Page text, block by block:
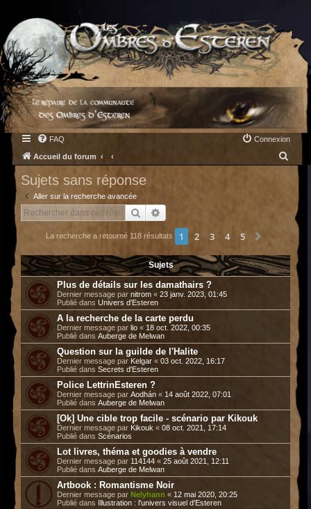
FAQ Connexion
Accueil du forum
c
h
Sujets sans réponse
Aller sur la recherche avancée
Rechercher
La recherche a retourné 118 résultats 1 2 3 4 5
Sujets
Plus de détails sur les damathairs ?
Dernier message par nitrom « 23 janv. 2023, 01:45
Publié dans Univers d'Esteren
A la recherche de la carte perdu
Dernier message par lio « 18 oct. 2022, 00:35
Publié dans Auberge de Melwan
Question sur la guilde de l'Halite
Dernier message par Kelgar « 03 oct. 2022, 16:17
Publié dans Secrets d'Esteren
Police LettrinEsteren ?
Dernier message par Aodhán « 14 août 2022, 07:01
Publié dans Auberge de Melwan
[Ok] Une cible trop facile - scénario par Kikouk
Dernier message par Kikouk « 08 oct. 2021, 17:14
Publié dans Scénarios
Lot livres, théma et goodies à vendre
Dernier message par 114144 « 25 août 2021, 12:11
Publié dans Auberge de Melwan
Artbook : Romantisme Noir
Dernier message par Nelyhann « 12 mai 2020, 20:25
Publié dans
Illustration : l'univers visuel d'Esteren